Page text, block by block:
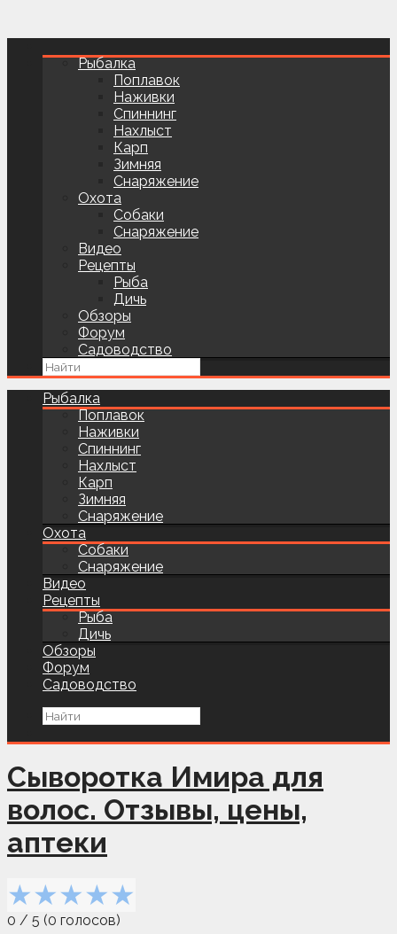
Рыбалка
Поплавок
Наживки
Спиннинг
Нахлыст
Карп
Зимняя
Снаряжение
Охота
Собаки
Снаряжение
Видео
Рецепты
Рыба
Дичь
Обзоры
Форум
Садоводство
Рыбалка
Поплавок
Наживки
Спиннинг
Нахлыст
Карп
Зимняя
Снаряжение
Охота
Собаки
Снаряжение
Видео
Рецепты
Рыба
Дичь
Обзоры
Форум
Садоводство
Сыворотка Имира для
волос. Отзывы, цены,
аптеки
★★★★★
0 / 5 (0 голосов)